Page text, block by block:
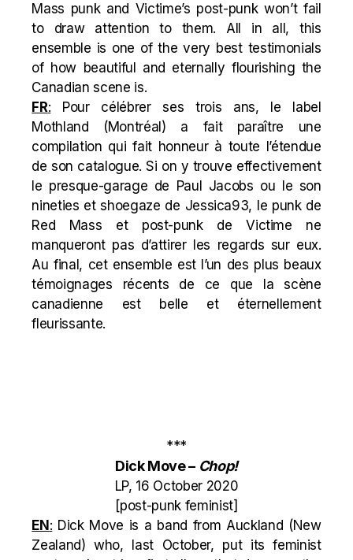
Mass punk and Victime’s post-punk won’t fail
to draw attention to them. All in all, this
ensemble is one of the very best testimonials
of how beautiful and eternally flourishing the
Canadian scene is.
FR: Pour célébrer ses trois ans, le label
Mothland (Montréal) a fait paraître une
compilation qui fait honneur à toute l’étendue
de son catalogue. Si on y trouve effectivement
le presque-garage de Paul Jacobs ou le son
nineties et shoegaze de Jessica93, le punk de
Red Mass et post-punk de Victime ne
manqueront pas d’attirer les regards sur eux.
Au final, cet ensemble est l’un des plus beaux
témoignages récents de ce que la scène
canadienne est belle et éternellement
fleurissante.
***
Dick Move– Chop!
LP, 16 October 2020
[post-punk feminist]
EN : Dick Move is a band from Auckland (New
Zealand) who, last October, put its feminist